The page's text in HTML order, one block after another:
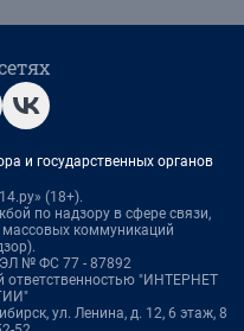
и государственных органов
(18+).
по надзору в сфере связи,
коммуникаций
№ ФС 77 - 87892
ответственностью "ИНТЕРНЕТ
ул. Ленина, д. 12, 6 этаж, 8